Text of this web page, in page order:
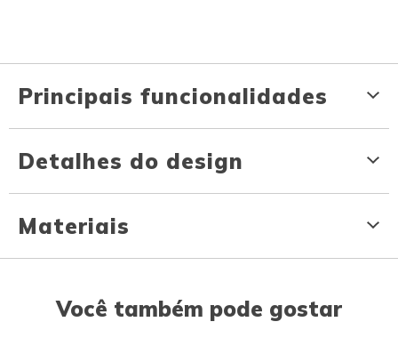
Principais funcionalidades
Detalhes do design
Materiais
Você também pode gostar